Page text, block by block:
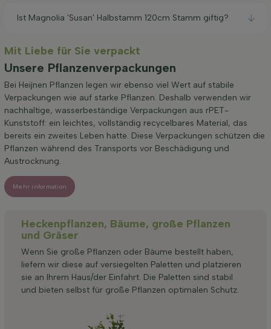
Ist Magnolia 'Susan' Halbstamm 120cm Stamm giftig?
Mit Liebe für Sie verpackt
Unsere Pflanzenverpackungen
Bei Heijnen Pflanzen legen wir ebenso viel Wert auf stabile
Verpackungen wie auf starke Pflanzen. Deshalb verwenden wir
nachhaltige, wasserbeständige Verpackungen aus rPET-
Kunststoff: ein leichtes, vollständig recycelbares Material, das
bereits ein zweites Leben hatte. Diese Verpackungen schützen die
Pflanzen während des Transports vor Beschädigung und
Austrocknung.
Mehr information
Heckenpflanzen, Bäume, große Pflanzen
und Gräser
Wenn Sie große Pflanzen oder Bäume bestellt haben,
liefern wir diese auf versiegelten Paletten und platzieren
sie an Ihrem Haus/der Einfahrt. Die Paletten sind stabil
und bieten selbst für große Pflanzen optimalen Schutz.